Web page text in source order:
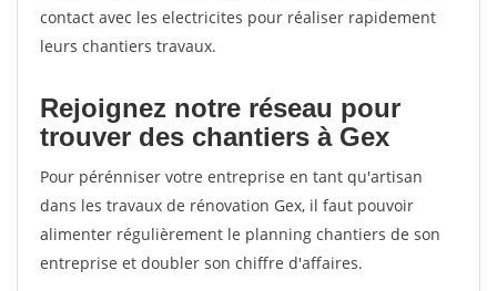
contact avec les electricites pour réaliser rapidement
leurs chantiers travaux.
Rejoignez notre réseau pour
trouver des chantiers à Gex
Pour pérénniser votre entreprise en tant qu'artisan
dans les travaux de rénovation Gex, il faut pouvoir
alimenter régulièrement le planning chantiers de son
entreprise et doubler son chiffre d'affaires.